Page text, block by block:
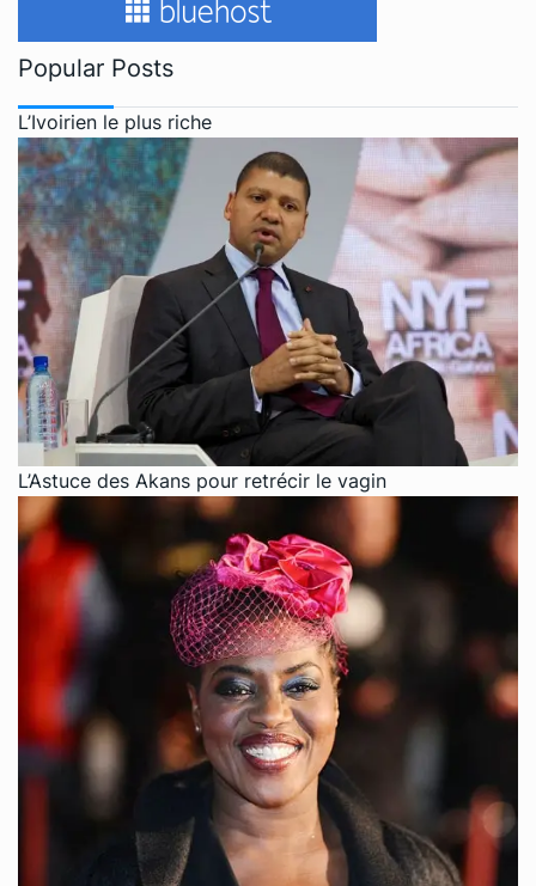
Popular Posts
L’Ivoirien le plus riche
L’Astuce des Akans pour retrécir le vagin